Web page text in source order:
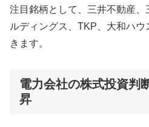
注目銘柄として、三井不動産
ルディングス、TKP、大和ハ
きます。
電力会社の株式投資判
昇